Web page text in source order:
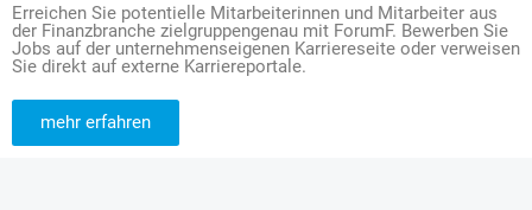
Erreichen Sie potentielle Mitarbeiterinnen und Mitarbeiter aus
der Finanzbranche zielgruppengenau mit ForumF. Bewerben Sie
Jobs auf der unternehmenseigenen Karriereseite oder verweisen
Sie direkt auf externe Karriereportale.
mehr erfahren